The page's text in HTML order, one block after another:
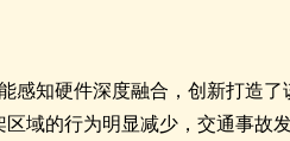
感知硬件深度融合，创新打造
域的行为明显减少，交通事故